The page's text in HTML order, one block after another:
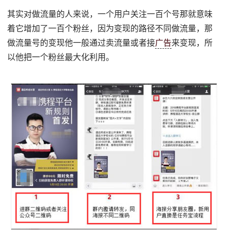
其实对做流量的人来说，一个用户关注一百个号那就意味
着它增加了一百个粉丝，因为变现的路径不同做流量，那
做流量号的变现他一般通过卖流量或者接广告来变现，所
以他把一个粉丝最大化利用。